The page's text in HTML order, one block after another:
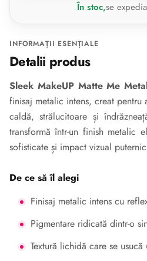
În stoc,se
INFORMAȚII ESENȚIALE
Detalii produs
Sleek MakeUP Matte Me
finisaj metalic intens, creat
caldă, strălucitoare și
transformă într-un finish metalic
sofisticate și impact vizual
De ce să îl alegi
Finisaj metalic intens cu
Pigmentare ridicată dintr-o
Textură lichidă care se